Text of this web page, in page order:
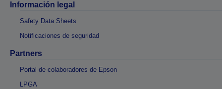
Información legal
Safety Data Sheets
Notificaciones de seguridad
Partners
Portal de colaboradores de Epson
LPGA